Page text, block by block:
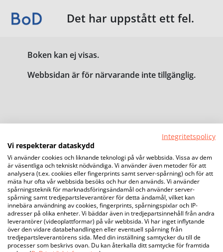
Det har uppstått ett fel.
Boken kan ej visas.
Webbsidan är för närvarande inte tillgänglig.
Integritetspolicy
Vi respekterar dataskydd
Vi använder cookies och liknande teknologi på vår webbsida. Vissa av dem
är väsentliga och tekniskt nödvändiga. Vi använder även metoder för att
analysera (t.ex. cookies eller fingerprints samt server-spårning) och för att
mäta hur ofta vår webbsida besöks och hur den används. Vi använder
spårningsteknik för marknadsföringsändamål och använder server-
spårning samt tredjepartsleverantörer för detta ändamål, vilket kan
innebära användning av cookies, fingerprints, spårningspixlar och IP-
adresser på olika enheter. Vi bäddar även in tredjepartsinnehåll från andra
leverantörer (videoplattformar) på vår webbsida. Vi har inget inflytande
över den vidare databehandlingen eller eventuell spårning från
tredjepartsleverantörens sida. Med din inställning samtycker du till de
processer som beskrivs ovan. Du kan återkalla ditt samtycke för framtida